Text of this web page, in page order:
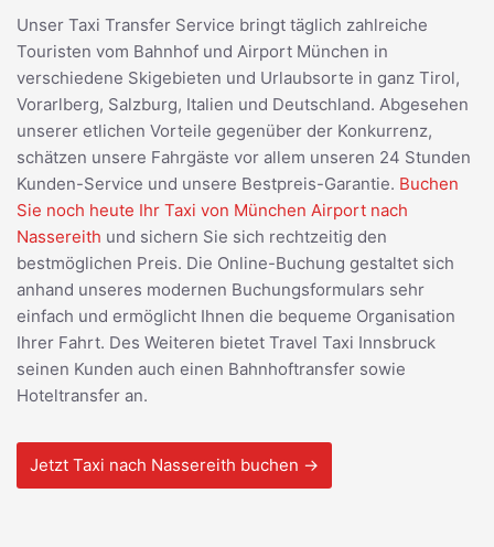
Unser Taxi Transfer Service bringt täglich zahlreiche
Touristen vom Bahnhof und Airport München in
verschiedene Skigebieten und Urlaubsorte in ganz Tirol,
Vorarlberg, Salzburg, Italien und Deutschland. Abgesehen
unserer etlichen Vorteile gegenüber der Konkurrenz,
schätzen unsere Fahrgäste vor allem unseren 24 Stunden
Kunden-Service und unsere Bestpreis-Garantie. Buchen
Sie noch heute Ihr Taxi von München Airport nach
Nassereith und sichern Sie sich rechtzeitig den
bestmöglichen Preis. Die Online-Buchung gestaltet sich
anhand unseres modernen Buchungsformulars sehr
einfach und ermöglicht Ihnen die bequeme Organisation
Ihrer Fahrt. Des Weiteren bietet Travel Taxi Innsbruck
seinen Kunden auch einen Bahnhoftransfer sowie
Hoteltransfer an.
Jetzt Taxi nach Nassereith buchen →